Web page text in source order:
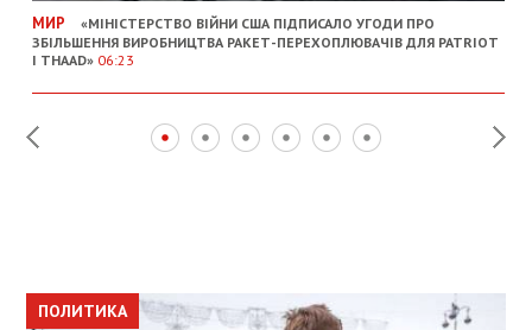
МИР
«МІНІСТЕРСТВО ВІЙНИ США ПІДПИСАЛО УГОДИ ПРО
ЗБІЛЬШЕННЯ ВИРОБНИЦТВА РАКЕТ-ПЕРЕХОПЛЮВАЧІВ ДЛЯ PATRIOT
І THAAD» 06:23
ПОЛИТИКА
ПОЛИТИКА
ОБЩЕСТВО
ПОЛИТИКА
ЭКОНОМИКА